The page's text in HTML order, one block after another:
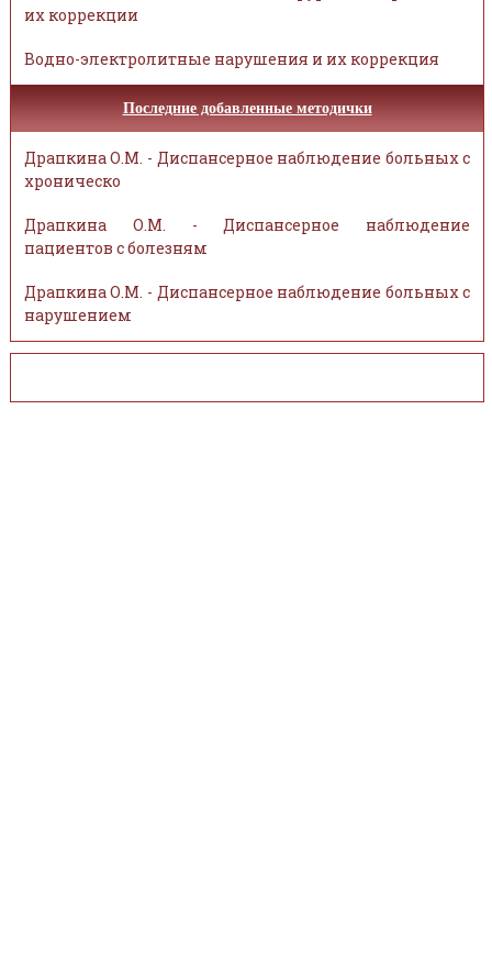
их коррекции
Водно-электролитные нарушения и их коррекция
Последние добавленные методички
Драпкина О.М. - Диспансерное наблюдение больных с
хроническо
Драпкина О.М. - Диспансерное наблюдение
пациентов с болезням
Драпкина О.М. - Диспансерное наблюдение больных с
нарушением